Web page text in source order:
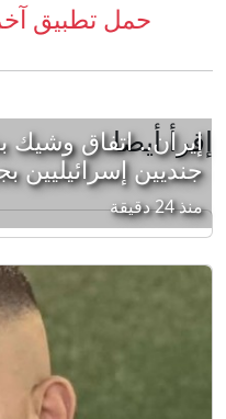
حمل تطبيق
إقرأ أيضا
إيران.. اتفاق
جنديين إسرائيليين
منذ 24 دقيقة